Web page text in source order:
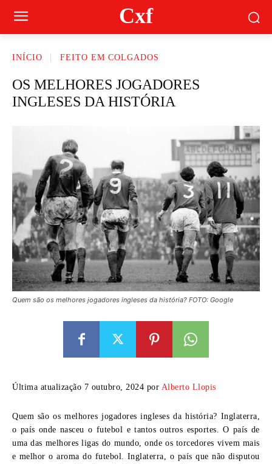
Cxf
INÍCIO FEITO EM COLGADOS
OS MELHORES JOGADORES
INGLESES DA HISTÓRIA
Quem são os melhores jogadores ingleses da história? FOTO: Google
Última atualização 7 outubro, 2024 por Alberto Llopis
Quem são os melhores jogadores ingleses da história? Inglaterra,
o país onde nasceu o futebol e tantos outros esportes. O país de
uma das melhores ligas do mundo, onde os torcedores vivem mais
e melhor o aroma do futebol. Inglaterra, o país que não disputou